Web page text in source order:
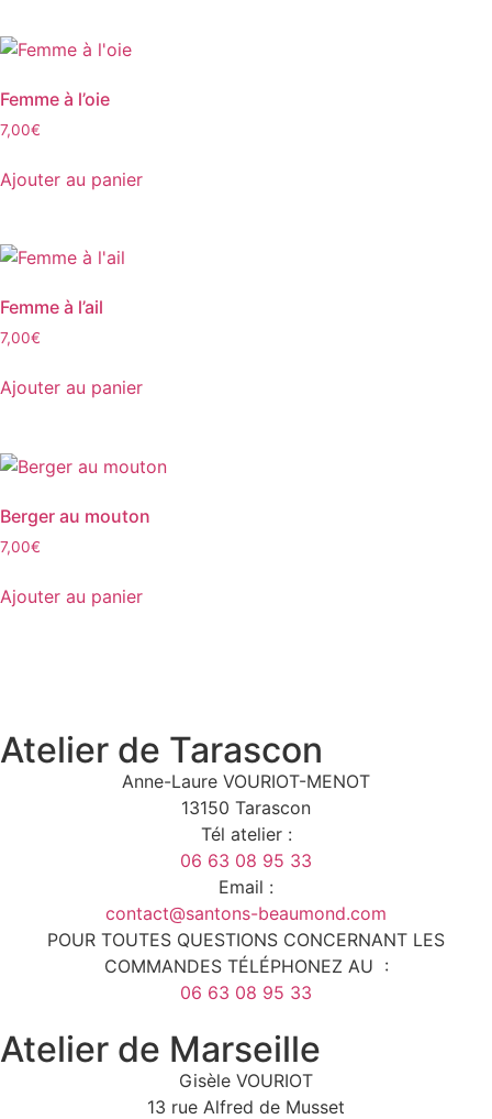
Femme à l’oie
7,00€
Ajouter au panier
Femme à l’ail
7,00€
Ajouter au panier
Berger au mouton
7,00€
Ajouter au panier
Atelier de Tarascon
Anne-Laure VOURIOT-MENOT
13150 Tarascon
Tél atelier :
06 63 08 95 33
Email :
contact@santons-beaumond.com
POUR TOUTES QUESTIONS CONCERNANT LES
COMMANDES TÉLÉPHONEZ AU :
06 63 08 95 33
Atelier de Marseille
Gisèle VOURIOT
13 rue Alfred de Musset